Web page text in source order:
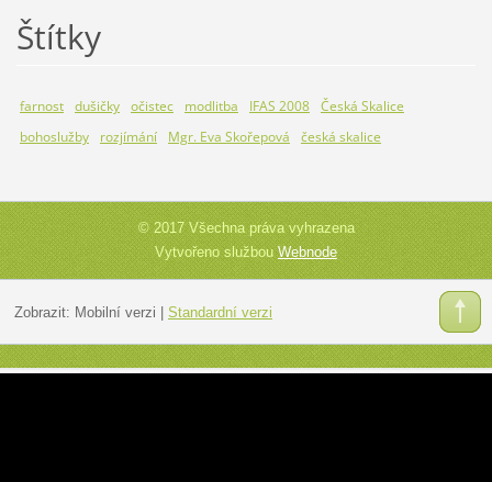
Štítky
farnost dušičky očistec modlitba IFAS 2008 Česká Skalice
bohoslužby
rozjímání Mgr. Eva Skořepová česká skalice
© 2017 Všechna práva vyhrazena
Vytvořeno službouWebnode
Zobrazit: Mobilní verzi Standardní verzi